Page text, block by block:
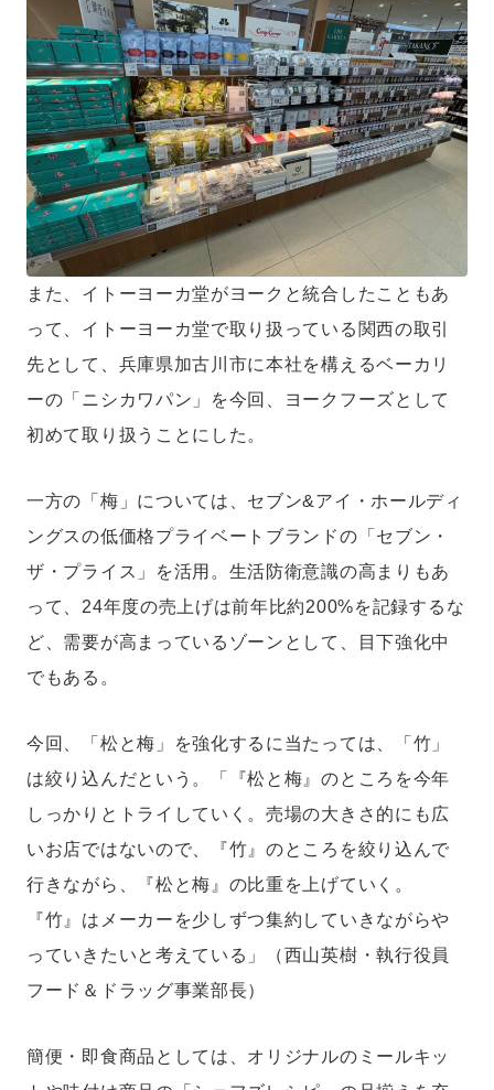
また、イトーヨーカ堂がヨークと統合したこともあ
って、イトーヨーカ堂で取り扱っている関西の取引
先として、兵庫県加古川市に本社を構えるベーカリ
ーの「ニシカワパン」を今回、ヨークフーズとして
初めて取り扱うことにした。
一方の「梅」については、セブン&アイ・ホールディ
ングスの低価格プライベートブランドの「セブン・
ザ・プライス」を活用。生活防衛意識の高まりもあ
って、24年度の売上げは前年比約200%を記録するな
ど、需要が高まっているゾーンとして、目下強化中
でもある。
今回、「松と梅」を強化するに当たっては、「竹」
は絞り込んだという。「『松と梅』のところを今年
しっかりとトライしていく。売場の大きさ的にも広
いお店ではないので、『竹』のところを絞り込んで
行きながら、『松と梅』の比重を上げていく。
『竹』はメーカーを少しずつ集約していきながらや
っていきたいと考えている」（西山英樹・執行役員
フード＆ドラッグ事業部長）
簡便・即食商品としては、オリジナルのミールキッ